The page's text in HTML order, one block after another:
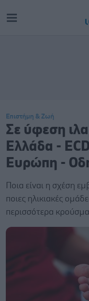
Επιστήμη & Ζωή
Σε ύφεση
Ελλάδα -
Ευρώπη -
Ποια είναι η σχέση
ποιες ηλικιακές
περισσότερα